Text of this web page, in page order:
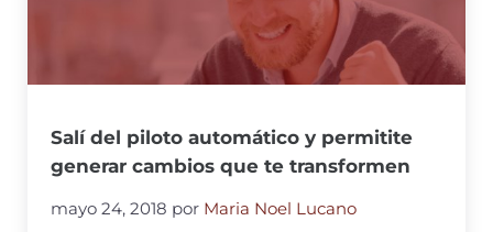
Salí del piloto automático y permitite
generar cambios que te transformen
mayo 24, 2018 por Maria Noel Lucano